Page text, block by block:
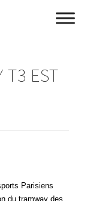
T3 EST
Parisiens
du tramway des